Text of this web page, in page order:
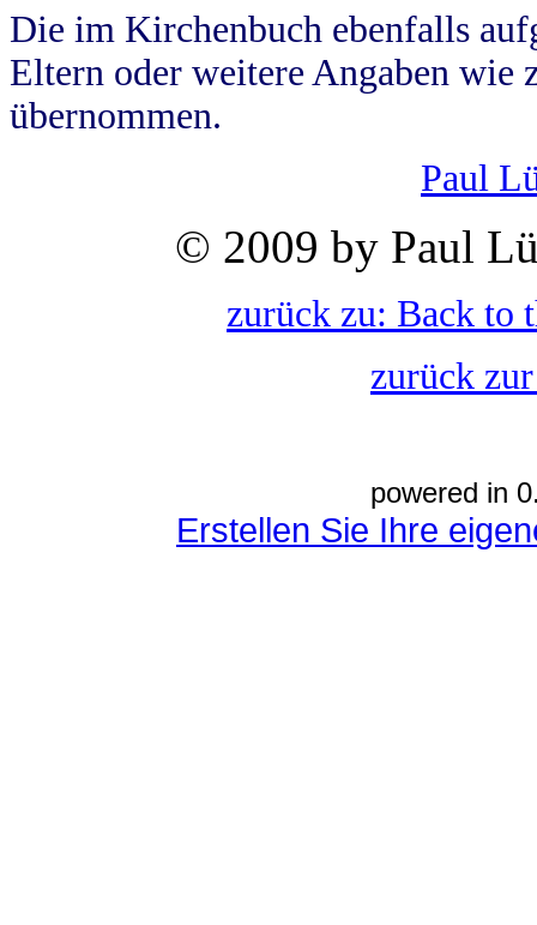
Die im Kirchenbuch ebenfalls
Eltern oder weitere Angaben wie
übernommen.
Paul
© 2009 by Paul
zurück zu: Back to
zurück
powered in
Erstellen Sie Ihre